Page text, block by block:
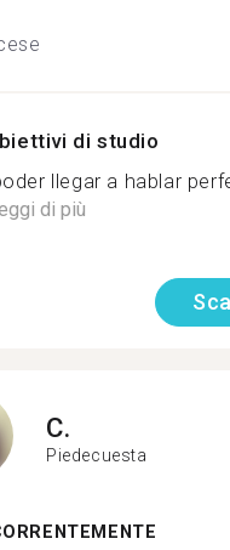
di studio
llegar a hablar
di più
C.
Piedecuesta